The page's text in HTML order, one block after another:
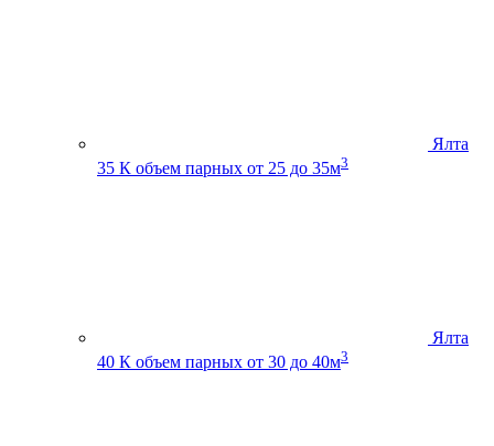
Ялта
35 К объем парных от 25 до 35м3
Ялта
40 К объем парных от 30 до 40м3